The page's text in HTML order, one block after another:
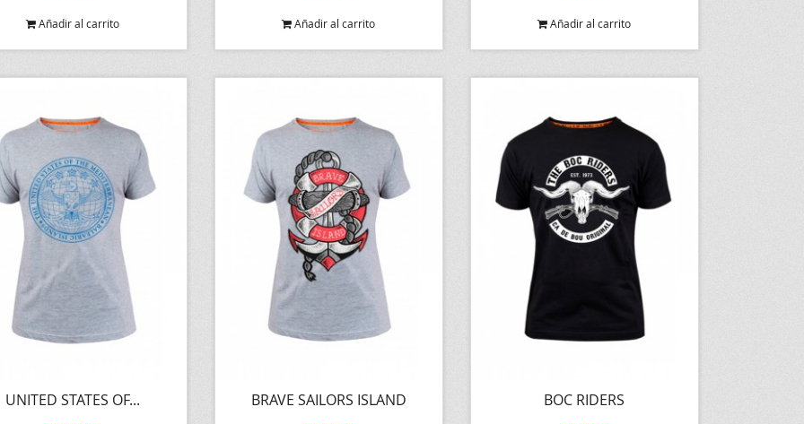
Añadir al carrito Añadir al carrito Añadir al carrito
UNITED STATES OF...
BRAVE SAILORS ISLAND
BOC RIDERS